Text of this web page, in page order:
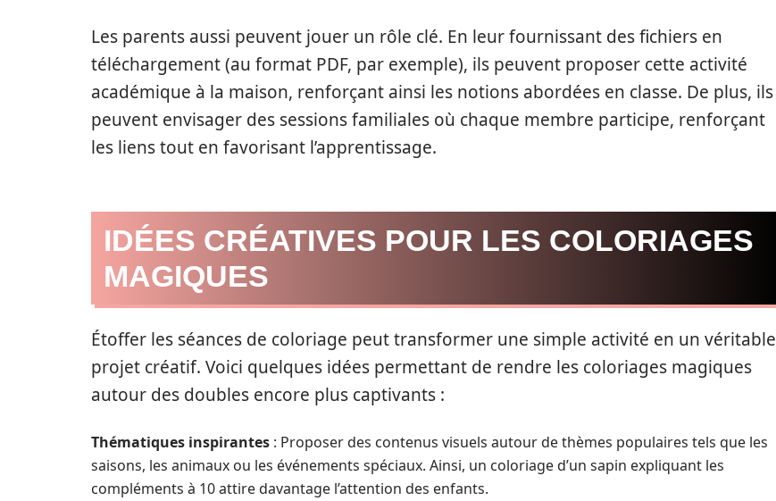
Les parents aussi peuvent jouer un rôle clé. En leur fournissant des fichiers en
téléchargement (au format PDF, par exemple), ils peuvent proposer cette activité
académique à la maison, renforçant ainsi les notions abordées en classe. De plus, ils
peuvent envisager des sessions familiales où chaque membre participe, renforçant
les liens tout en favorisant l’apprentissage.
IDÉES CRÉATIVES POUR LES COLORIAGES
MAGIQUES
Étoffer les séances de coloriage peut transformer une simple activité en un véritable
projet créatif. Voici quelques idées permettant de rendre les coloriages magiques
autour des doubles encore plus captivants :
Thématiques inspirantes : Proposer des contenus visuels autour de thèmes populaires tels que les
saisons, les animaux ou les événements spéciaux. Ainsi, un coloriage d’un sapin expliquant les
compléments à 10 attire davantage l’attention des enfants.